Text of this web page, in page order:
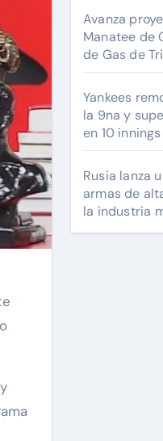
Avanza
Manatee de
de Gas de
Yankees
la 9na y
en 10
Rusia lanza
armas de
la industria